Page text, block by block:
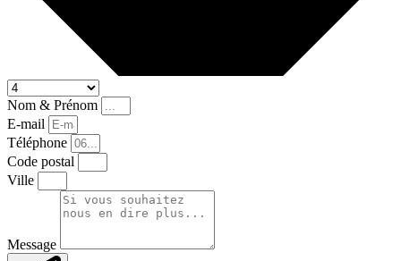
Nom & Prénom
E-mail
Téléphone
Code postal
Ville
Message